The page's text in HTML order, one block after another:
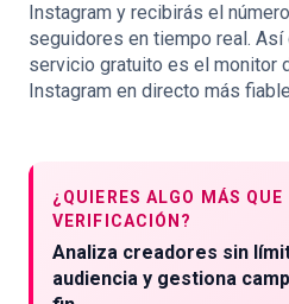
Instagram y recibirás el
seguidores en tiempo real.
servicio gratuito es el monitor
Instagram en directo más
¿QUIERES ALGO MÁS QUE
VERIFICACIÓN?
Analiza creadores sin
audiencia y gestiona